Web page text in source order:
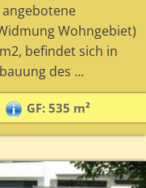
Wohngebiet)
befindet sich in
des ...
GF: 535 m²